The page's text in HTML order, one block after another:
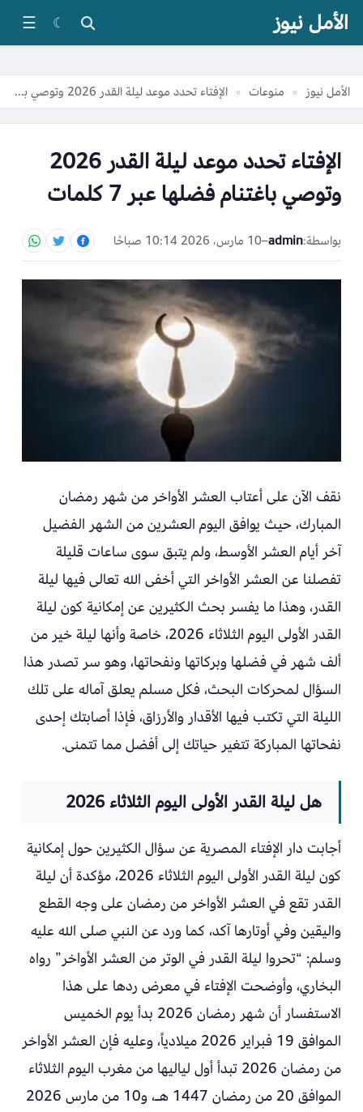
الأمل نيوز ☾
☰
الأمل نيوز » منوعات » الإفتاء تحدد موعد ليلة القدر 2026 وتوصي باغتنام فضلها عبر 7 كلمات
الإفتاء تحدد موعد ليلة القدر 2026
وتوصي باغتنام فضلها عبر 7 كلمات
بواسطة:admin
–10 مارس، 2026 10:14 صباحًا
نقف الآن على أعتاب العشر الأواخر من شهر رمضان
المبارك، حيث يوافق اليوم العشرين من الشهر الفضيل
آخر أيام العشر الأوسط، ولم يتبق سوى ساعات قليلة
تفصلنا عن العشر الأواخر التي أخفى الله تعالى فيها ليلة
القدر، وهذا ما يفسر بحث الكثيرين عن إمكانية كون ليلة
القدر الأولى اليوم الثلاثاء 2026، خاصة وأنها ليلة خير من
ألف شهر في فضلها وبركاتها ونفحاتها، وهو سر تصدر هذا
السؤال لمحركات البحث، فكل مسلم يعلق آماله على تلك
الليلة التي تكتب فيها الأقدار والأرزاق، فإذا أصابتك إحدى
نفحاتها المباركة تتغير حياتك إلى أفضل مما تتمنى.
هل ليلة القدر الأولى اليوم الثلاثاء 2026
أجابت دار الإفتاء المصرية عن سؤال الكثيرين حول إمكانية
كون ليلة القدر الأولى اليوم الثلاثاء 2026، مؤكدة أن ليلة
القدر تقع في العشر الأواخر من رمضان على وجه القطع
واليقين وفي أوتارها آكد، كما ورد عن النبي صلى الله عليه
وسلم: “تحروا ليلة القدر في الوتر من العشر الأواخر” رواه
البخاري، وأوضحت الإفتاء في معرض ردها على هذا
الاستفسار أن شهر رمضان 2026 بدأ يوم الخميس
الموافق 19 فبراير 2026 ميلادياً، وعليه فإن العشر الأواخر
من رمضان 2026 تبدأ أول لياليها من مغرب اليوم الثلاثاء
الموافق 20 من رمضان 1447 هـ، و10 من مارس 2026